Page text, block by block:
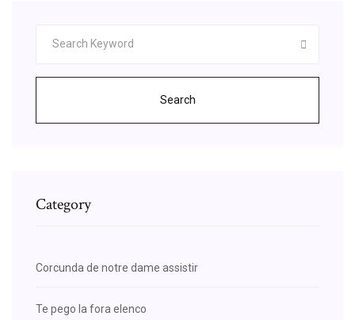
Search
Category
Corcunda de notre dame assistir
Te pego la fora elenco